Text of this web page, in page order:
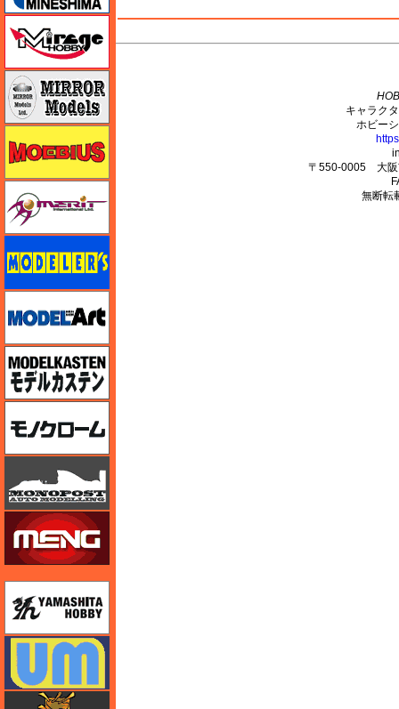
ミラージュホビー
キャラク
ホビー
〒550-0005 大阪
無断転